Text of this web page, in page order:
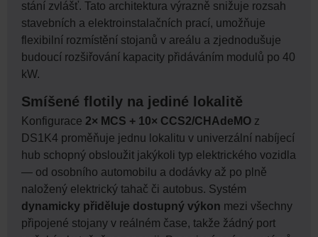
stání zvlášť. Tato architektura výrazně snižuje rozsah
stavebních a elektroinstalačních prací, umožňuje
flexibilní rozmístění stojanů v areálu a zjednodušuje
budoucí rozšiřování kapacity přidáváním modulů po 40
kW.
Smíšené flotily na jediné lokalitě
Konfigurace 2× MCS + 10× CCS2/CHAdeMO z
DS1K4 proměňuje jednu lokalitu v univerzální nabíjecí
hub schopný obsloužit jakýkoli typ elektrického vozidla
— od osobního automobilu a dodávky až po plně
naložený elektrický tahač či autobus. Systém
dynamicky přiděluje dostupný výkon mezi všechny
připojené stojany v reálném čase, takže žádný port